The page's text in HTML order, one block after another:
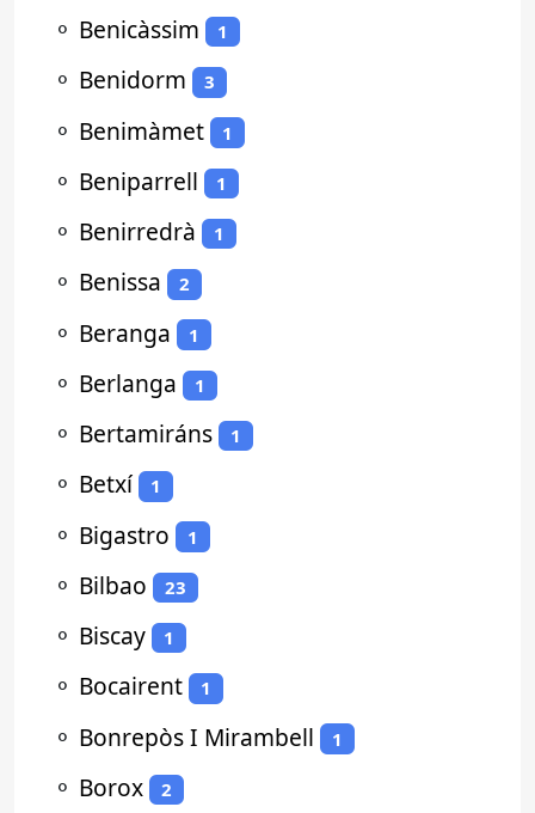
⚬ Benicàssim 1
⚬ Benidorm 3
⚬ Benimàmet 1
⚬ Beniparrell 1
⚬ Benirredrà 1
⚬ Benissa 2
⚬ Beranga 1
⚬ Berlanga 1
⚬ Bertamiráns 1
⚬ Betxí 1
⚬ Bigastro 1
⚬ Bilbao 23
⚬ Biscay 1
⚬ Bocairent 1
⚬ Bonrepòs I Mirambell 1
⚬ Borox 2